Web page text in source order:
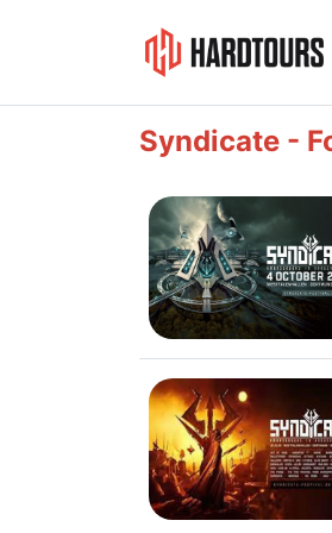
Syndicate -